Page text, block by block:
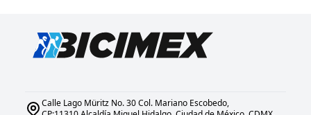
Calle Lago Müritz No. 30 Col. Mariano Escobedo,